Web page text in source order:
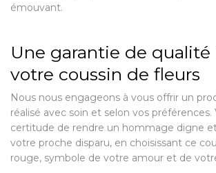
émouvant.
Une garantie de qualité
votre coussin de fleurs
Nous nous engageons à vous offrir un
réalisé avec soin et selon vos préférences.
certitude de rendre un hommage digne
votre proche disparu, en choisissant ce
rouge, symbole de votre amour et de